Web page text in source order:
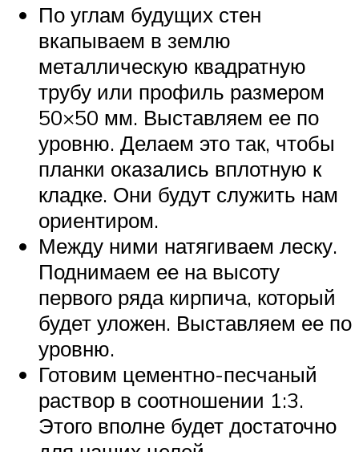
По углам будущих стен
вкапываем в землю
металлическую квадратную
трубу или профиль размером
50×50 мм. Выставляем ее по
уровню. Делаем это так, чтобы
планки оказались вплотную к
кладке. Они будут служить нам
ориентиром.
Между ними натягиваем леску.
Поднимаем ее на высоту
первого ряда кирпича, который
будет уложен. Выставляем ее по
уровню.
Готовим цементно-песчаный
раствор в соотношении 1:3.
Этого вполне будет достаточно